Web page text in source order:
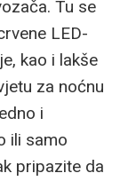
Tu se
LED-
kao i lakše
za noćnu
i
ili samo
pripazite da